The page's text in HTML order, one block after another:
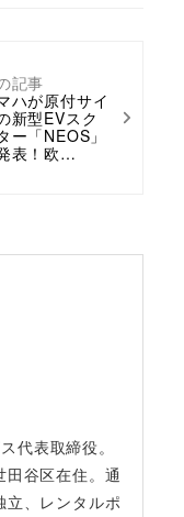
記事
ハが原付サイ
新型EVスク
ー「NEOS」
表！欧…
代表取締役。
谷区在住。通
、レンタルポ